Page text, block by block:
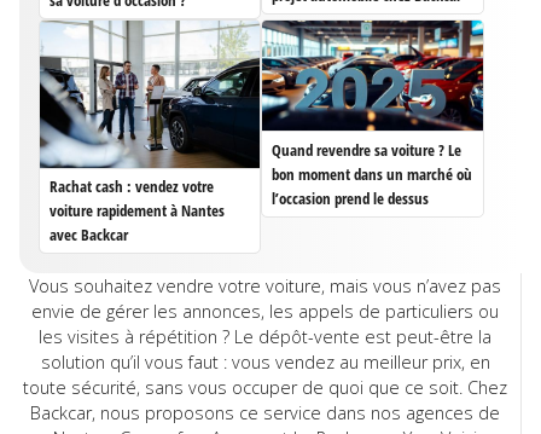
Vous souhaitez vendre votre voiture, mais vous n’avez pas
envie de gérer les annonces, les appels de particuliers ou
les visites à répétition ? Le dépôt-vente est peut-être la
solution qu’il vous faut : vous vendez au meilleur prix, en
toute sécurité, sans vous occuper de quoi que ce soit. Chez
Backcar, nous proposons ce service dans nos agences de
Rachat cash : vendez votre
voiture rapidement à Nantes
avec Backcar
Quand revendre sa voiture ? Le
bon moment dans un marché où
l’occasion prend le dessus